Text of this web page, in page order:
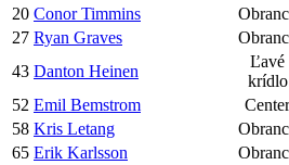
20 Conor Timmins
27 Ryan Graves
43 Danton Heinen
Ľavé
krídlo
52 Emil Bemstrom Center
58 Kris Letang
65 Erik Karlsson